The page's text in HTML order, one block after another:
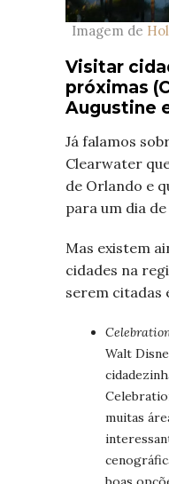
Imagem de
Visitar
próximas
Augustine
Já falamos
Clearwater
de Orlando e
para um dia de
Mas existem
cidades na
serem citadas
Walt
muitas